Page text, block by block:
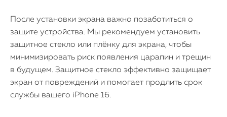
После установки экрана важно позаботиться о
защите устройства. Мы рекомендуем установить
защитное стекло или плёнку для экрана, чтобы
минимизировать риск появления царапин и трещин
в будущем. Защитное стекло эффективно защищает
экран от повреждений и помогает продлить срок
службы вашего iPhone 16.